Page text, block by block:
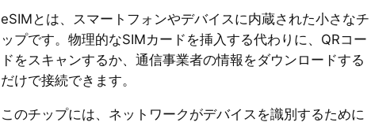
eSIMとは、スマートフォンやデバイスに内蔵された小さなチ
ップです。物理的なSIMカードを挿入する代わりに、QRコー
ドをスキャンするか、通信事業者の情報をダウンロードする
だけで接続できます。
このチップには、ネットワークがデバイスを識別するために